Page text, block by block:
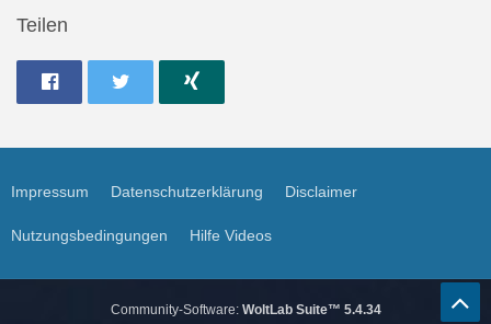
Teilen
Impressum Datenschutzerklärung Disclaimer
Nutzungsbedingungen Hilfe Videos
Community-Software: WoltLab Suite™ 5.4.34